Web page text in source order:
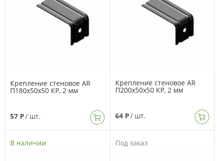
Крепление стеновое AR
П180х50х50 КР, 2 мм
57 Р/ шт.
Крепление стеновое AR
П200х50х50 КР, 2 мм
64 Р/ шт.
В наличии Под заказ